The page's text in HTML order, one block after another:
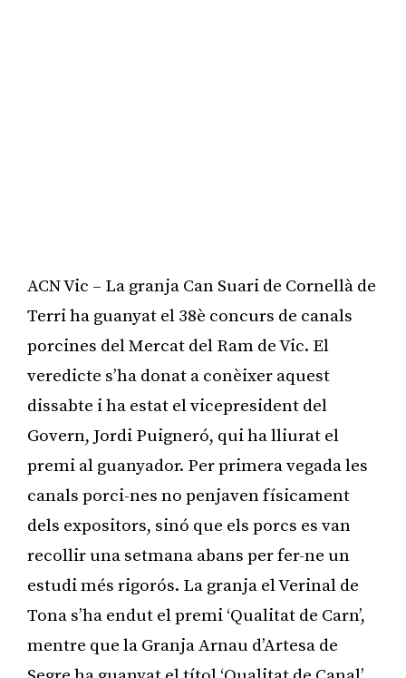
ACN Vic – La granja Can Suari de Cornellà de
Terri ha guanyat el 38è concurs de canals
porcines del Mercat del Ram de Vic. El
veredicte s’ha donat a conèixer aquest
dissabte i ha estat el vicepresident del
Govern, Jordi Puigneró, qui ha lliurat el
premi al guanyador. Per primera vegada les
canals porci-nes no penjaven físicament
dels expositors, sinó que els porcs es van
recollir una setmana abans per fer-ne un
estudi més rigorós. La granja el Verinal de
Tona s’ha endut el premi ‘Qualitat de Carn’,
mentre que la Granja Arnau d’Artesa de